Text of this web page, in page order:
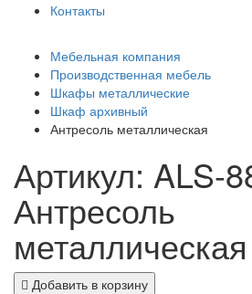
Контакты
Мебельная компания
Производственная мебель
Шкафы металлические
Шкаф архивный
Антресоль металлическая
Артикул: ALS-
Антресоль
металлическая
Добавить в корзину